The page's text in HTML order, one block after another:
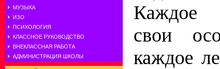
МУЗЫКА
ИЗО
ПСИХОЛОГИЯ
КЛАССНОЕ РУКОВОДСТВО
ВНЕКЛАССНАЯ РАБОТА
АДМИНИСТРАЦИЯ ШКОЛЫ
Каждое
свои
каждое